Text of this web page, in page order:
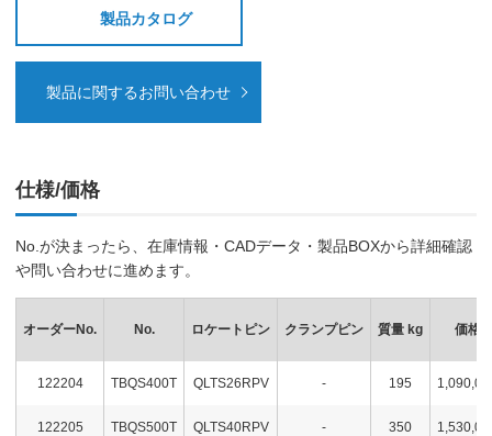
製品カタログ
製品に関するお問い合わせ
仕様/価格
No.が決まったら、在庫情報・CADデータ・製品BOXから詳細確認
や問い合わせに進めます。
オーダーNo. No. ロケートピン クランプピン 質量 kg 価格
122204 TBQS400T QLTS26RPV - 195
122205 TBQS500T QLTS40RPV - 350